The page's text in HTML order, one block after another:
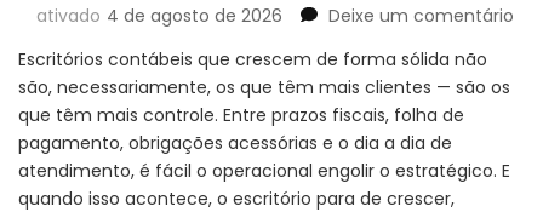
ativado 4 de agosto de 2026 Deixe um comentário
Escritórios contábeis que crescem de forma sólida não
são, necessariamente, os que têm mais clientes — são os
que têm mais controle. Entre prazos fiscais, folha de
pagamento, obrigações acessórias e o dia a dia de
atendimento, é fácil o operacional engolir o estratégico. E
quando isso acontece, o escritório para de crescer,